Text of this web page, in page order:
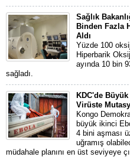
Sağlık
Binden Fazla
Aldı
Yüzde 100
Hiperbarik
ayında 10 bin
sağladı.
KDC'de
Virüste
Kongo
büyük ikinci
4 bini aşması
uğramış
müdahale planını en üst seviyeye